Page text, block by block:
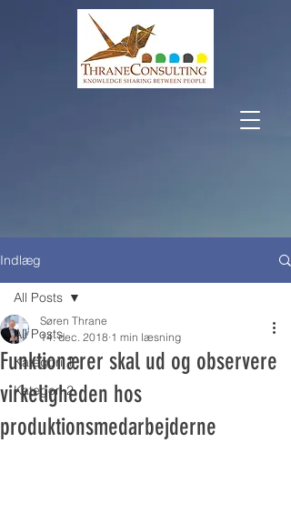
Indlæg
All Posts
Kategori 1
Kategori 2
All Posts
Funktionærer skal ud og observere
virkeligheden hos
produktionsmedarbejderne
Søren Thrane
14. dec. 2018 1 min læsning